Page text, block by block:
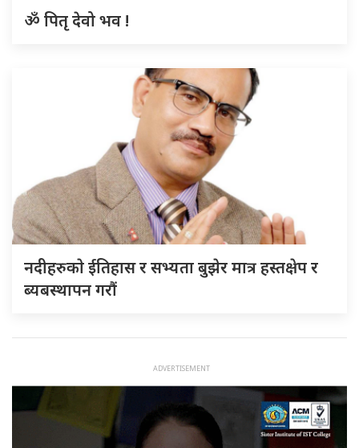
ॐ पितृ देवो भव !
नदीहरुकाे ईतिहास र सभ्यता बुझेर मात्र हस्तक्षेप र
ब्यबस्थापन गराैं